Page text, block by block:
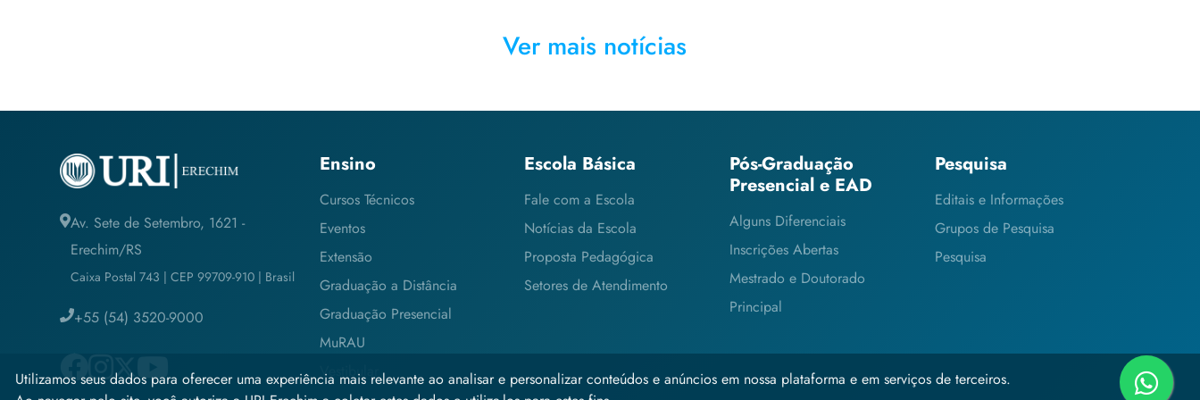
Ver mais notícias
Av. Sete de Setembro, 1621 -
Erechim/RS
Caixa Postal 743 | CEP 99709-910 | Brasil
+55 (54) 3520-9000
Ensino
Cursos Técnicos
Eventos
Extensão
Graduação a Distância
Graduação Presencial
MuRAU
Vestibular
Escola Básica
Fale com a Escola
Notícias da Escola
Proposta Pedagógica
Setores de Atendimento
Pós-Graduação
Presencial e EAD
Alguns Diferenciais
Inscrições Abertas
Mestrado e Doutorado
Principal
Pesquisa
Editais e Informações
Grupos de Pesquisa
Pesquisa
Utilizamos seus dados para oferecer uma experiência mais relevante ao analisar e personalizar conteúdos e anúncios em nossa plataforma e em serviços de terceiros.